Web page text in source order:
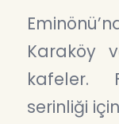
Karaköy
kafeler.
serinliği